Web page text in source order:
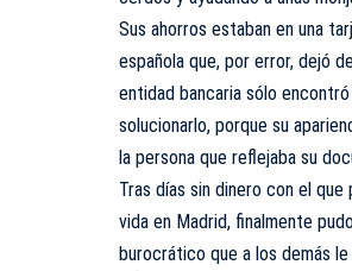
Sus ahorros estaban en una
española que, por error, dejó
entidad bancaria sólo
solucionarlo, porque su
la persona que reflejaba su
Tras días sin dinero con el
vida en Madrid, finalmente
burocrático que a los demás le